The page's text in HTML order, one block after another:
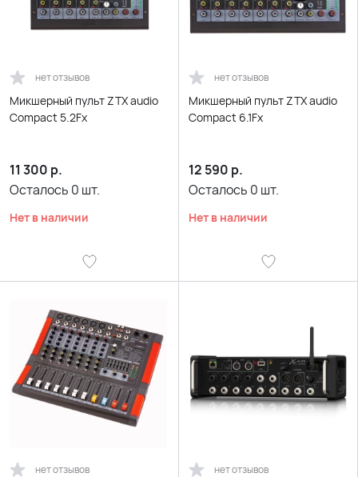
нет отзывов
Микшерный пульт ZTX audio
Compact 5.2Fx
11 300 р.
Осталось 0 шт.
Нет в наличии
нет отзывов
Микшерный пульт ZTX audio
Compact 6.1Fx
12 590 р.
Осталось 0 шт.
Нет в наличии
нет отзывов нет отзывов